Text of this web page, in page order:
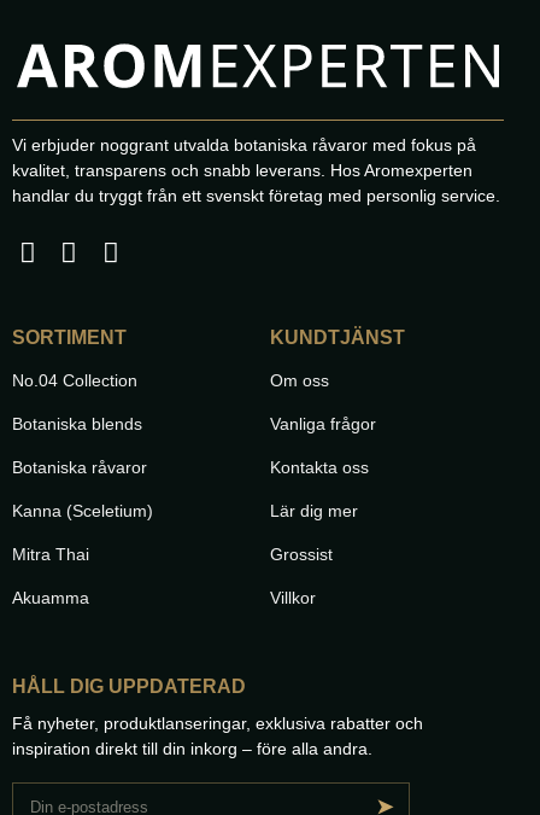
Vi erbjuder noggrant utvalda botaniska råvaror med fokus på
kvalitet, transparens och snabb leverans. Hos Aromexperten
handlar du tryggt från ett svenskt företag med personlig service.
SORTIMENT
No.04 Collection
Botaniska blends
Botaniska råvaror
Kanna (Sceletium)
Mitra Thai
Akuamma
KUNDTJÄNST
Om oss
Vanliga frågor
Kontakta oss
Lär dig mer
Grossist
Villkor
HÅLL DIG UPPDATERAD
Få nyheter, produktlanseringar, exklusiva rabatter och
inspiration direkt till din inkorg – före alla andra.
➤